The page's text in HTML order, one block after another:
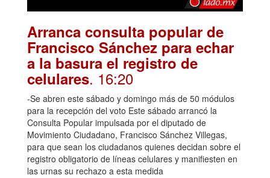
Arranca consulta popular de
Francisco Sánchez para echar
a la basura el registro de
celulares. 16:20
-Se abren este sábado y domingo más de 50 módulos
para la recepción del voto Este sábado arrancó la
Consulta Popular impulsada por el diputado de
Movimiento Ciudadano, Francisco Sánchez Villegas,
para que sean los ciudadanos quienes decidan sobre el
registro obligatorio de líneas celulares y manifiesten en
las urnas su rechazo a esta medida